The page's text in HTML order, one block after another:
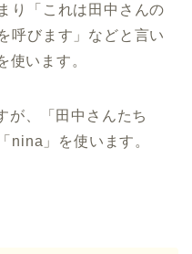
り「これは田中さんの
呼びます」などと言い
使います。
が、「田中さんたち
nina」を使います。